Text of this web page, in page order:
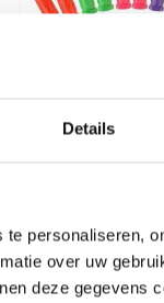
Details
personaliseren,
over uw
deze gegevens
Deliverytime